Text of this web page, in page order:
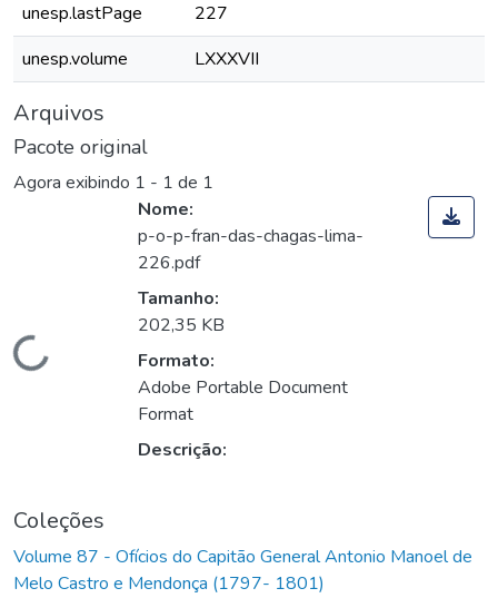
unesp.lastPage
227
unesp.volume
LXXXVII
Arquivos
Pacote original
Agora exibindo 1 - 1 de 1
Carregando...
Nome:
p-o-p-fran-das-chagas-lima-
226.pdf
Tamanho:
202,35 KB
Formato:
Adobe Portable Document
Format
Descrição:
Coleções
Volume 87 - Ofícios do Capitão General Antonio Manoel de
Melo Castro e Mendonça (1797- 1801)